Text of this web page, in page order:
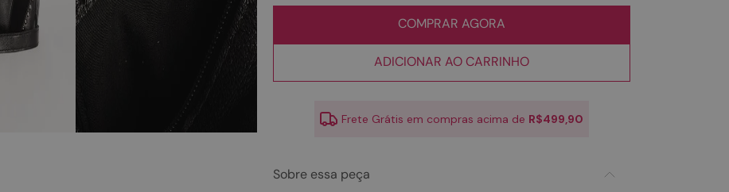
COMPRAR AGORA
ADICIONAR AO CARRINHO
Frete Grátis em compras acima de R$499,90
Sobre essa peça
couro